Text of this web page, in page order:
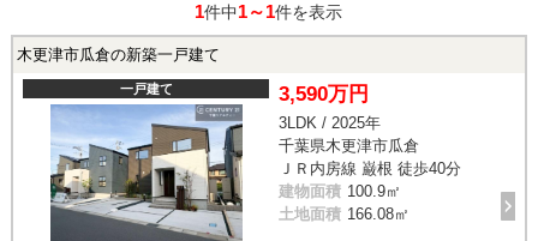
1件中1～1件を表示
木更津市瓜倉の新築一戸建て
一戸建て 3,590万円
3LDK / 2025年
千葉県木更津市瓜倉
ＪＲ内房線 巌根 徒歩40分
建物面積 100.9㎡
土地面積 166.08㎡